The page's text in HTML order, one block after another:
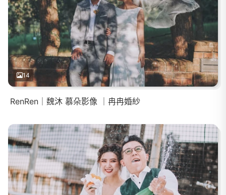
14
RenRen｜魏沐 慕朵影像 ｜冉冉婚紗